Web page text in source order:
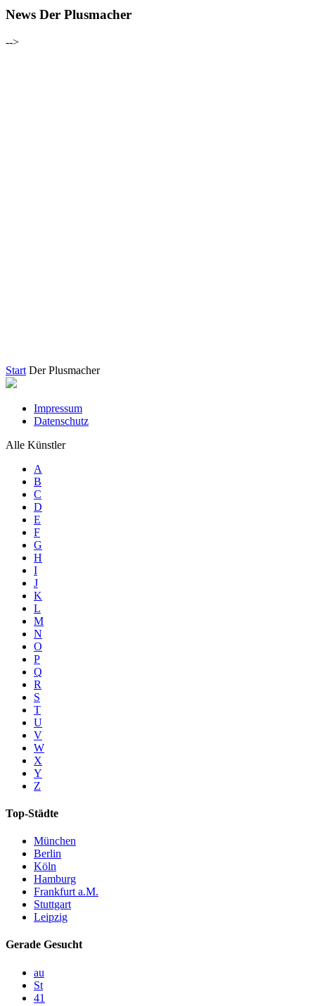
News Der Plusmacher
-->
Start Der Plusmacher
Impressum
Datenschutz
Alle Künstler
A
B
C
D
E
F
G
H
I
J
K
L
M
N
O
P
Q
R
S
T
U
V
W
X
Y
Z
Top-Städte
München
Berlin
Köln
Hamburg
Frankfurt a.M.
Stuttgart
Leipzig
Gerade Gesucht
au
St
41